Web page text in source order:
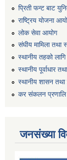
प्रिती फन्ट बाट
राष्ट्रिय योजना
लोक सेवा आयोग
संघीय मामिला तथा
स्थानीय तहको
स्थानीय पूर्वाधार
स्थानीय शासन तथा
कर स‌ंकलन प्रणालि
जनसंख्या